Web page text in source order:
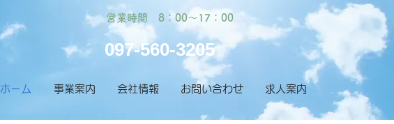
営業時間 8：00～17：00
097-560-3205
ホーム ​事業案内 会社情報 お問い合わせ 求人案内